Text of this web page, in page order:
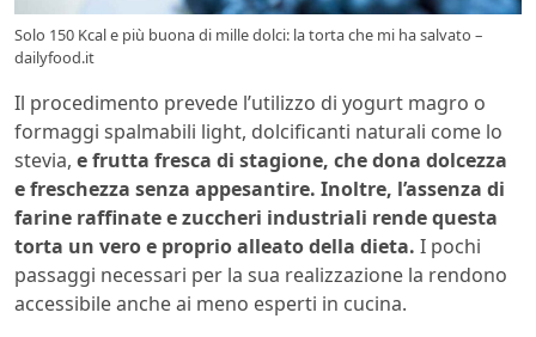
Solo 150 Kcal e più buona di mille dolci: la torta che mi ha salvato –
dailyfood.it
Il procedimento prevede l’utilizzo di yogurt magro o
formaggi spalmabili light, dolcificanti naturali come lo
stevia, e frutta fresca di stagione, che dona dolcezza
e freschezza senza appesantire. Inoltre, l’assenza di
farine raffinate e zuccheri industriali rende questa
torta un vero e proprio alleato della dieta. I pochi
passaggi necessari per la sua realizzazione la rendono
accessibile anche ai meno esperti in cucina.